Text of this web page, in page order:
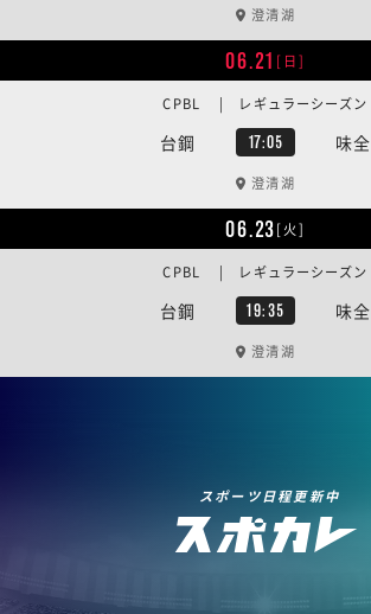
澄清湖
06.21 [日]
台鋼 17:05 味全
CPBL | レギュラーシーズン
澄清湖
06.23[火]
台鋼 19:35 味全
CPBL | レギュラーシーズン
澄清湖
スポーツ日程更新中